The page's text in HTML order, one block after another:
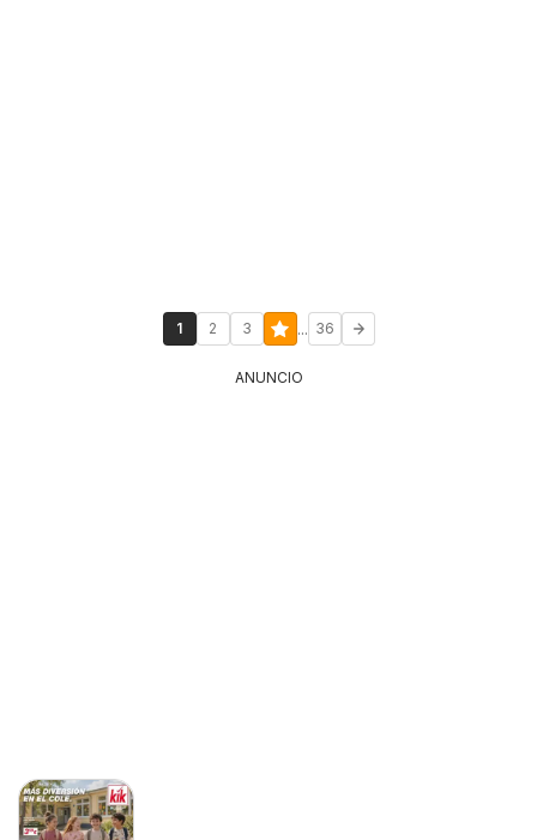
1 2 3 ... 36
ANUNCIO